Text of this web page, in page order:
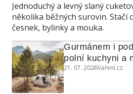
Jednoduchý a levný slaný
několika běžných surovin. Stačí
česnek, bylinky a mouka.
Gurmánem i
polní kuchyni a
21. 07. 2026Vaření.cz